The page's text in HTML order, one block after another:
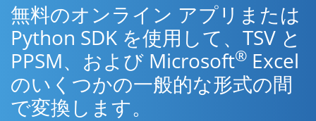
無料のオンライン アプリまたは
Python SDK を使用して、TSV と
PPSM、および Microsoft® Excel
のいくつかの一般的な形式の間
で変換します。